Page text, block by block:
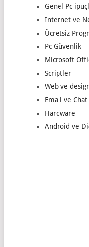
Genel Pc
Internet ve
Ücretsiz
Pc Güvenlik
Microsoft
Scriptler
Web ve
Email ve Chat
Hardware
Android ve